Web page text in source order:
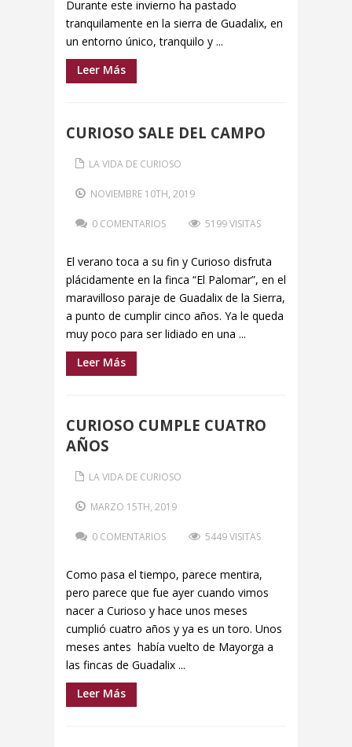
Durante este invierno ha pastado
tranquilamente en la sierra de Guadalix, en
un entorno único, tranquilo y ...
Leer Más
CURIOSO SALE DEL CAMPO
LA VIDA DE CURIOSO
NOVIEMBRE 10TH, 2019
0 COMENTARIOS 5199 VISITAS
El verano toca a su fin y Curioso disfruta
plácidamente en la finca “El Palomar”, en el
maravilloso paraje de Guadalix de la Sierra,
a punto de cumplir cinco años. Ya le queda
muy poco para ser lidiado en una ...
Leer Más
CURIOSO CUMPLE CUATRO
AÑOS
LA VIDA DE CURIOSO
MARZO 15TH, 2019
0 COMENTARIOS 5449 VISITAS
Como pasa el tiempo, parece mentira,
pero parece que fue ayer cuando vimos
nacer a Curioso y hace unos meses
cumplió cuatro años y ya es un toro. Unos
meses antes había vuelto de Mayorga a
las fincas de Guadalix ...
Leer Más